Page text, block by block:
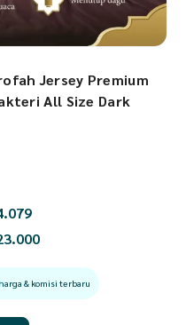
Jersey Premium
All Size Dark
& komisi terbaru